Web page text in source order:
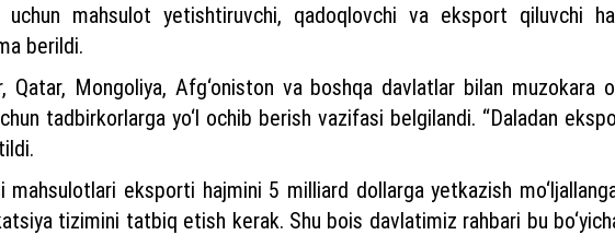
mahsulot yetishtiruvchi, qadoqlovchi va eksport qiluvchi
berildi.
Qatar, Mongoliya, Afg‘oniston va boshqa davlatlar bilan muzokara
tadbirkorlarga yo‘l ochib berish vazifasi belgilandi. “Daladan
mahsulotlari eksporti hajmini 5 milliard dollarga yetkazish
tizimini tatbiq etish kerak. Shu bois davlatimiz rahbari bu